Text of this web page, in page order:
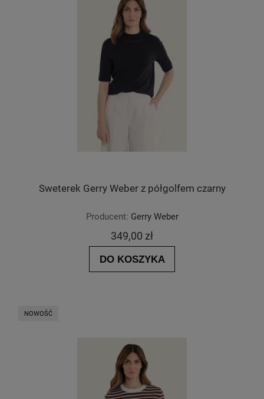
Sweterek Gerry Weber z półgolfem czarny
Producent: Gerry Weber
349,00 zł
DO KOSZYKA
NOWOŚĆ